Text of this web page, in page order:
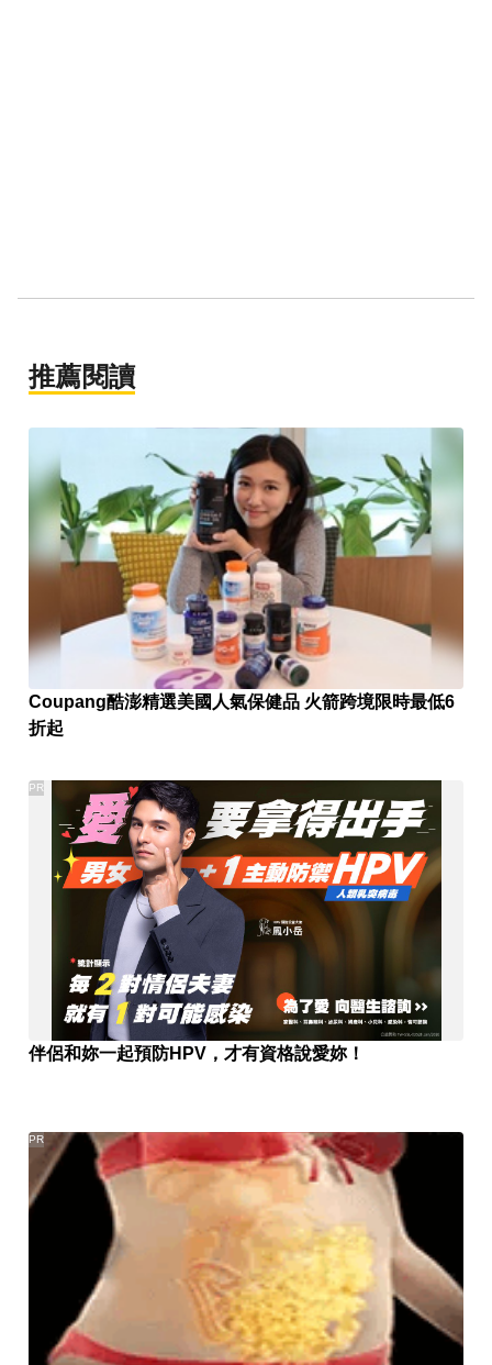
推薦閱讀
Coupang酷澎精選美國人氣保健品 火箭跨境限時最低6
折起
伴侶和妳一起預防HPV，才有資格說愛妳！
PR
PR